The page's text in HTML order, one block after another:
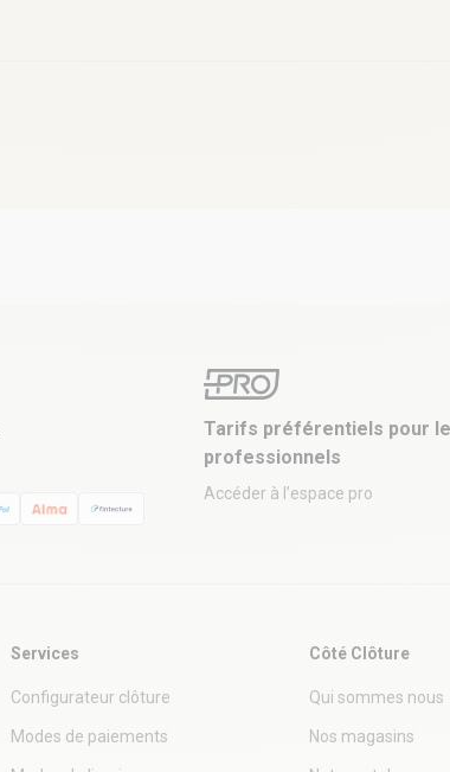
Tarifs préférentiels pour
professionnels
Accéder à l’espace pro
Services
Configurateur clôture
Modes de paiements
Côté Clôture
Qui sommes nous
Nos magasins